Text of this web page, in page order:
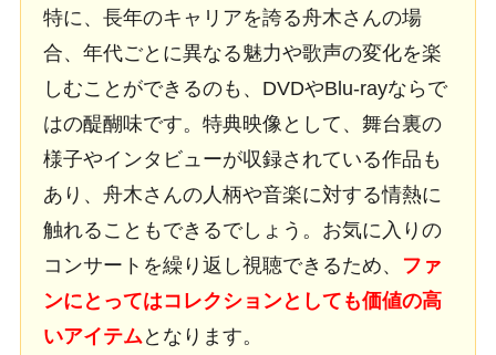
特に、長年のキャリアを誇る舟木さんの場
合、年代ごとに異なる魅力や歌声の変化を楽
しむことができるのも、DVDやBlu-rayならで
はの醍醐味です。特典映像として、舞台裏の
様子やインタビューが収録されている作品も
あり、舟木さんの人柄や音楽に対する情熱に
触れることもできるでしょう。お気に入りの
コンサートを繰り返し視聴できるため、
ファ
ンにとってはコレクションとしても価値の高
いアイテム となります。